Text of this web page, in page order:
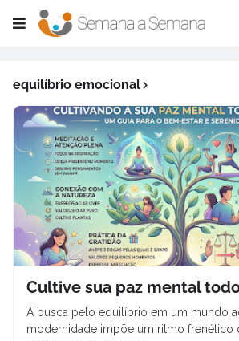
equilíbrio emocional
Cultive sua paz mental
A busca pelo equilíbrio em um mundo
modernidade impõe um ritmo frenético